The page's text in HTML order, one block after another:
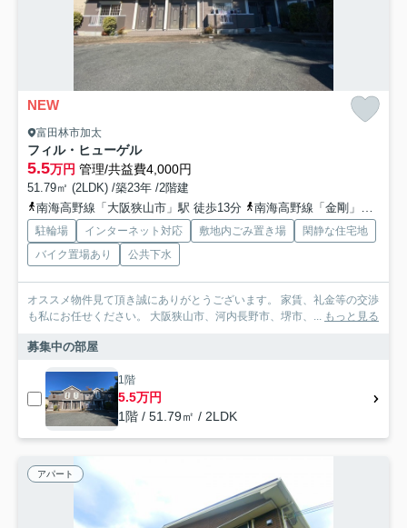
NEW
富田林市加太
フィル・ヒューゲル
5.5万円 管理/共益費4,000円
51.79㎡ (2LDK) /築23年 /2階建
南海高野線「大阪狭山市」駅 徒歩13分
南海高野線「金剛」駅 徒歩25分
駐輪場 インターネット対応 敷地内ごみ置き場
閑静な住宅地
バイク置場あり
公共下水
オススメ物件見て頂き誠にありがとうございます。 家賃、礼金等の交渉
も私にお任せください。 大阪狭山市、河内長野市、堺市、... もっと見る
募集中の部屋
1階
5.5万円
1階 / 51.79㎡ / 2LDK
アパート